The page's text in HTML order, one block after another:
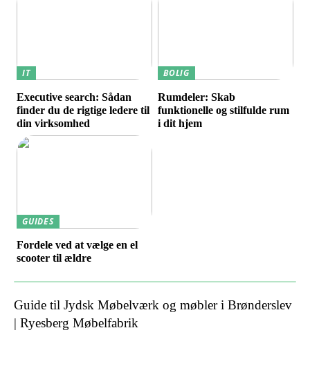
IT
Executive search: Sådan
finder du de rigtige ledere til
din virksomhed
BOLIG
Rumdeler: Skab
funktionelle og stilfulde rum
i dit hjem
GUIDES
Fordele ved at vælge en el
scooter til ældre
Guide til Jydsk Møbelværk og møbler i Brønderslev
| Ryesberg Møbelfabrik